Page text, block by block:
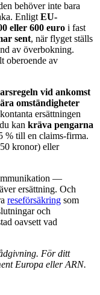
behöver inte bara
EnligtEU-
eller 600 euro i fast
sent, när flyget ställs
av överbokning.
oberoende av
vid ankomst
omständigheter
ersättningen
kan kräva pengarna
% till en claims-firma.
kronor) eller
—
ersättning. Och
reseförsäkring som
och
oavsett vad
För ditt
Europa eller ARN.